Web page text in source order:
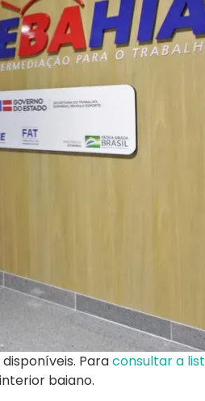
Paraconsultar a
baiano.